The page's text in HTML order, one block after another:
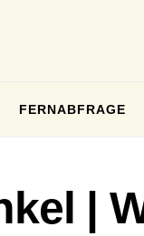
FERNABFRAGE
|